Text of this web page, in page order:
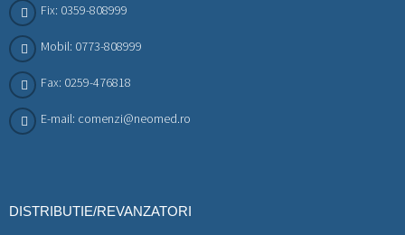
Fix: 0359-808999
Mobil: 0773-808999
Fax: 0259-476818
E-mail: comenzi@neomed.ro
DISTRIBUTIE/REVANZATORI